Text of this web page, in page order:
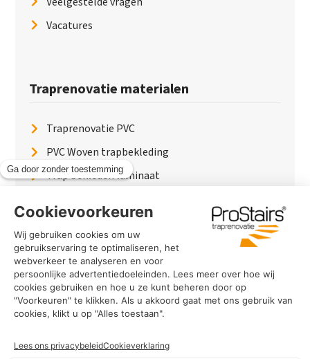
Vacatures
Traprenovatie materialen
Traprenovatie PVC
PVC Woven trapbekleding
Trap bekleden laminaat
Traptreden beton
Traptreden leer
PaintWood
Trapverlichting
PVC Vloer
Marmerlook trap